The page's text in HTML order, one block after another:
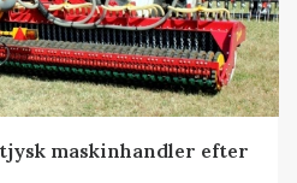
maskinhandler efter